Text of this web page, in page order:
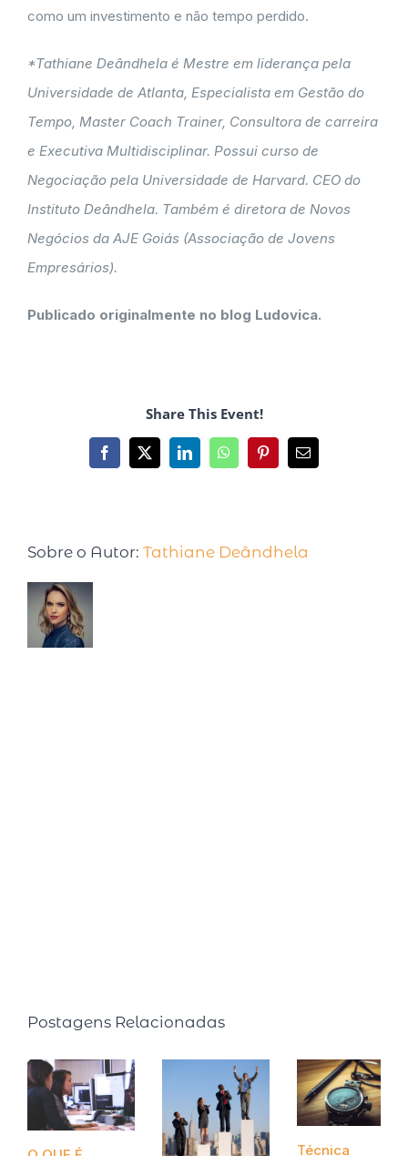
como um investimento e não tempo perdido.
*Tathiane Deândhela é Mestre em liderança pela
Universidade de Atlanta, Especialista em Gestão do
Tempo, Master Coach Trainer, Consultora de carreira
e Executiva Multidisciplinar. Possui curso de
Negociação pela Universidade de Harvard. CEO do
Instituto Deândhela. Também é diretora de Novos
Negócios da AJE Goiás (Associação de Jovens
Empresários).
Publicado originalmente no blog Ludovica.
Share This Event!
Sobre o Autor: Tathiane Deândhela
Postagens Relacionadas
Técnica